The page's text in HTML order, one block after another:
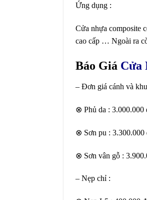
Ứng dụng :
Cửa nhựa composite
cao cấp … Ngoài ra
Báo Giá Cửa
– Đơn giá cánh và
⊗ Phủ da : 3.000.000
⊗ Sơn pu : 3.300.000
⊗ Sơn vân gỗ :
– Nẹp chỉ :